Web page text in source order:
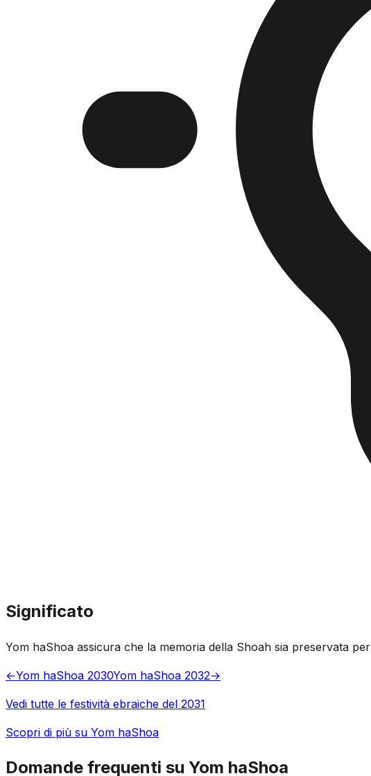
Significato
Yom haShoa assicura che la memoria della Shoah sia preservata
←Yom haShoa 2030Yom haShoa 2032→
Vedi tutte le festività ebraiche del 2031
Scopri di più su Yom haShoa
Domande frequenti su Yom haShoa